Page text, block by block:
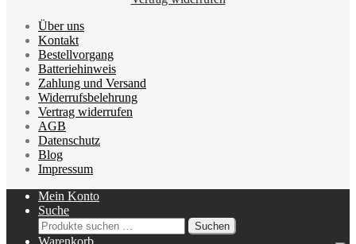
Über uns
Kontakt
Bestellvorgang
Batteriehinweis
Zahlung und Versand
Widerrufsbelehrung
Vertrag widerrufen
AGB
Datenschutz
Blog
Impressum
Mein Konto
Suche
Suchen
nach:
Suchen
Warenkorb